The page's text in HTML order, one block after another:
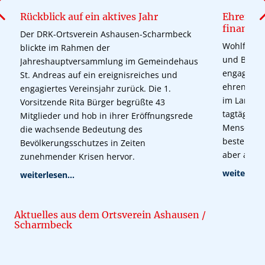
Rückblick auf ein aktives Jahr
Der DRK-Ortsverein Ashausen-Scharmbeck
blickte im Rahmen der
Jahreshauptversammlung im Gemeindehaus
St. Andreas auf ein ereignisreiches und
engagiertes Vereinsjahr zurück. Die 1.
Vorsitzende Rita Bürger begrüßte 43
Mitglieder und hob in ihrer Eröffnungsrede
die wachsende Bedeutung des
Bevölkerungsschutzes in Zeiten
zunehmender Krisen hervor.
weiterlesen...
und
im
tagtäglich
bestehen
aber auch
Aktuelles aus dem Ortsverein Ashausen /
Scharmbeck